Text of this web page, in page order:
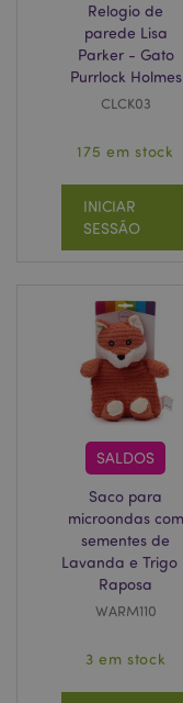
Relogio de
parede Lisa
Parker - Gato
Purrlock Holmes
CLCK03
175 em stock
INICIAR
SESSÃO
SALDOS
Saco para
microondas com
sementes de
Lavanda e Trigo
Raposa
WARM110
3 em stock
mage-